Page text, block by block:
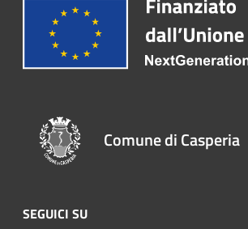
Comune di Casperia
SEGUICI SU